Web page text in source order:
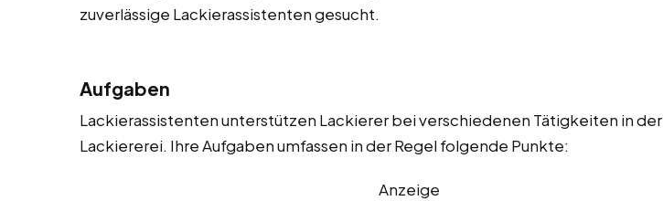
zuverlässige Lackierassistenten gesucht.
Aufgaben
Lackierassistenten unterstützen Lackierer bei verschiedenen Tätigkeiten in der
Lackiererei. Ihre Aufgaben umfassen in der Regel folgende Punkte:
Anzeige